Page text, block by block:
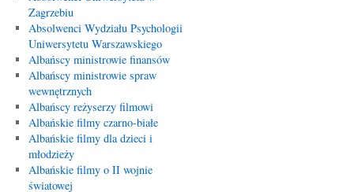
Zagrzebiu
Absolwenci Wydziału Psychologii
Uniwersytetu Warszawskiego
Albańscy ministrowie finansów
Albańscy ministrowie spraw
wewnętrznych
Albańscy reżyserzy filmowi
Albańskie filmy czarno-białe
Albańskie filmy dla dzieci i
młodzieży
Albańskie filmy o II wojnie
światowej